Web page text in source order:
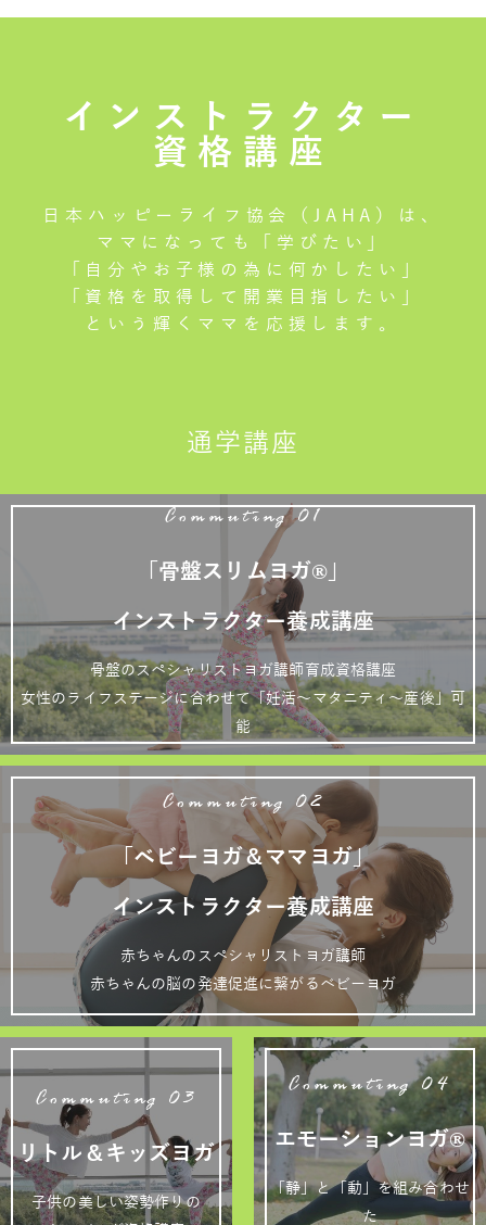
インストラクター
資格講座
日本ハッピーライフ協会（JAHA）は、
ママになっても「学びたい」
「自分やお子様の為に何かしたい」
「資格を取得して開業目指したい」
という輝くママを応援します。
通学講座
Commuting 01
「骨盤スリムヨガ®」
インストラクター養成講座
骨盤のスペシャリストヨガ講師育成資格講座
女性のライフステージに合わせて「妊活～マタニティ～産後」可
能
Commuting 02
「ベビーヨガ＆ママヨガ」
インストラクター養成講座
赤ちゃんのスペシャリストヨガ講師
赤ちゃんの脳の発達促進に繋がるベビーヨガ
Commuting 03
リトル＆キッズヨガ
子供の美しい姿勢作りの
Commuting 04
エモーションヨガ®
「静」と「動」を組み合わせ
た